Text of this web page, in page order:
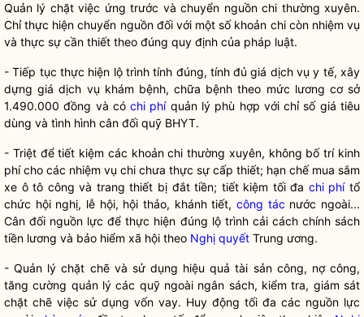
Quản lý chặt việc ứng trước và chuyển nguồn chi thường xuyên.
Chỉ thực hiện chuyển nguồn đối với một số khoản chi còn nhiệm vụ
và thực sự cần thiết theo đúng quy định của pháp luật.
- Tiếp tục thực hiện lộ trình tính đúng, tính đủ giá dịch vụ y tế, xây
dựng giá dịch vụ khám bệnh, chữa bệnh theo mức lương cơ sở
1.490.000 đồng và cóchi phíquản lý phù hợp với chỉ số giá tiêu
dùng và tình hình cân đối quỹ BHYT.
- Triệt để tiết kiệm các khoản chi thường xuyên, không bố trí kinh
phí cho các nhiệm vụ chi chưa thực sự cấp thiết; hạn chế mua sắm
xe ô tô công và trang thiết bị đắt tiền; tiết kiệm tối đa chi phítổ
chức hội nghị, lễ hội, hội thảo, khánh tiết, công tác nước ngoài...
Cân đối nguồn lực để thực hiện đúng lộ trình cải cách chính sách
tiền lương và bảo hiểm xã hội theo Nghị quyết Trung ương.
- Quản lý chặt chẽ và sử dụng hiệu quả tài sản công, nợ công,
tăng cường quản lý các quỹ ngoài ngân sách, kiểm tra, giám sát
chặt chẽ việc sử dụng vốn vay. Huy động tối đa các nguồn lực